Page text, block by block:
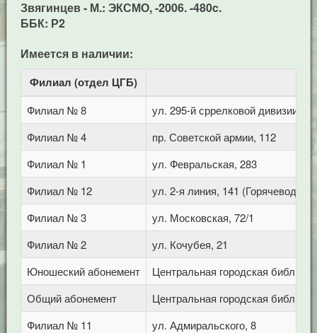
Звягинцев - М.: ЭКСМО, -2006. -480c.
ББК: Р2
Имеется в наличии:
Филиал (отдел ЦГБ)
Филиал № 8
ул. 295-й сррелковой дивизии,
Филиал № 4
пр. Советской армии, 112
Филиал № 1
ул. Февральская, 283
Филиал № 12
ул. 2-я линия, 141 (Горячеводск)
Филиал № 3
ул. Московская, 72/1
Филиал № 2
ул. Кочубея, 21
Юношеский абонемент
Центральная городская
Общий абонемент
Центральная городская
Филиал № 11
ул. Адмиральского, 8